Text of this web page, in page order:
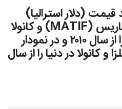
قيمت (دلار استراليا)
بازار آتى كلزا در بورس پاريس (MATIF) و كانولا
در بورس كانادا (ICE) را از سال ٢٠١٠ و در نمودار
و كانولا در دنيا را از سال